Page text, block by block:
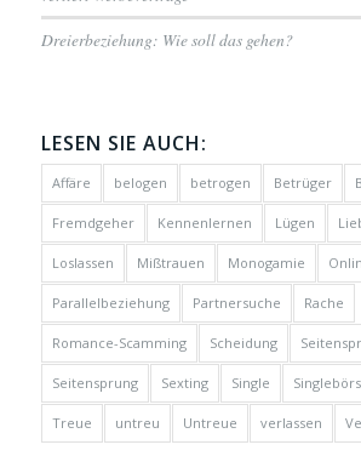
Dreierbeziehung: Wie soll das gehen?
LESEN SIE AUCH:
Affäre belogen betrogen Betrüger
Fremdgeher Kennenlernen Lügen
Loslassen Mißtrauen Monogamie
Parallelbeziehung Partnersuche Rache
Romance-Scamming Scheidung
Seitensprung Sexting Single
Treue untreu Untreue verlassen